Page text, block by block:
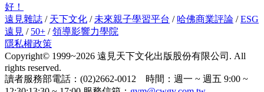
好！
遠見雜誌 / 天下文化 / 未來親子學習平台 / 哈佛商業評論 /ESG
遠見 / 50+ /領導影響力學院
隱私權政策
Copyright© 1999~2026 遠見天下文化出版股份有限公司. All
rights reserved.
讀者服務部電話：(02)2662-0012 時間：週一 ~ 週五 9:00 ~